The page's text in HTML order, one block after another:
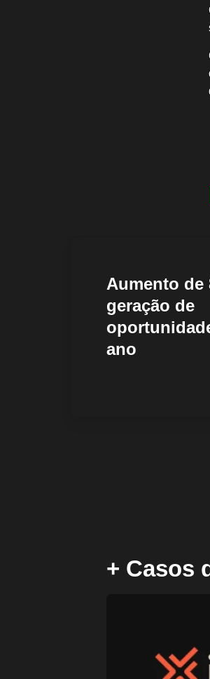
Aumento de
geração de
ano
+ Casos